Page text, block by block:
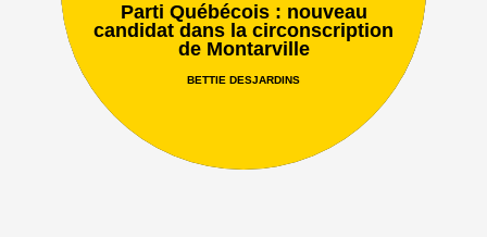
Parti Québécois : nouveau
candidat dans la circonscription
de Montarville
BETTIE DESJARDINS